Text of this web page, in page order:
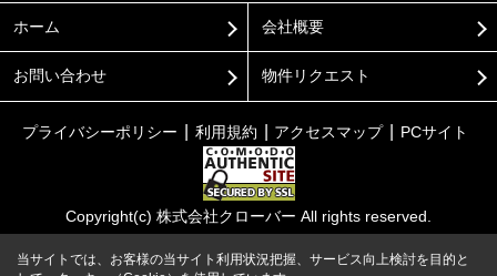
ホーム 会社概要
お問い合わせ 物件リクエスト
プライバシーポリシー 利用規約 アクセスマップ PCサイト
Copyright(c) 株式会社クローバー All rights reserved.
当サイトでは、お客様の当サイト利用状況把握、サービス向上検討を目的と